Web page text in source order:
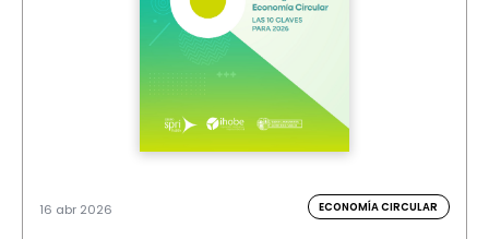
16 abr 2026 ECONOMÍA CIRCULAR